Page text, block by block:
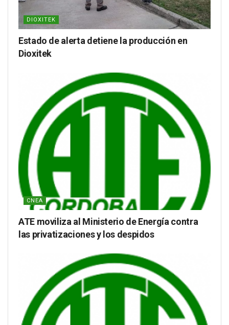
DIOXITEK
Estado de alerta detiene la producción en
Dioxitek
CNEA
ATE moviliza al Ministerio de Energía contra
las privatizaciones y los despidos